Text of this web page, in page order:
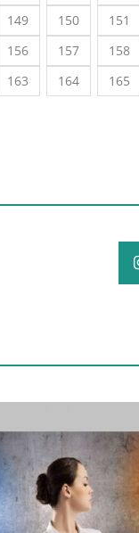
149 150 151
156 157 158
163 164 165